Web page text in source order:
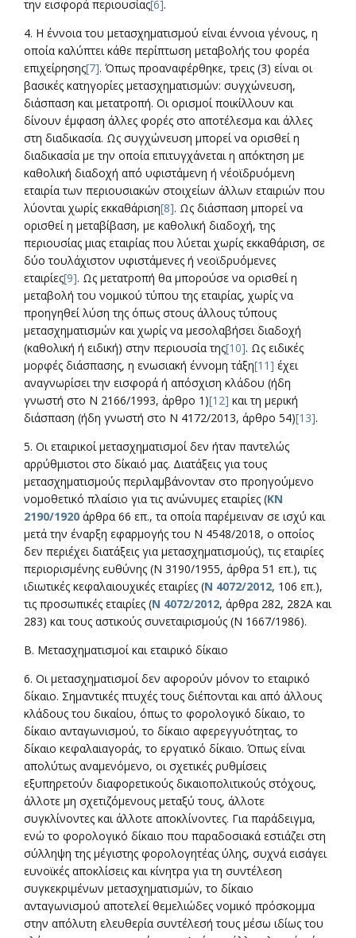
την εισφορά περιουσίας[6].
4. Η έννοια του μετασχηματισμού είναι έννοια γένους, η
οποία καλύπτει κάθε περίπτωση μεταβολής του φορέα
επιχείρησης[7]. Όπως προαναφέρθηκε, τρεις (3) είναι οι
βασικές κατηγορίες μετασχηματισμών: συγχώνευση,
διάσπαση και μετατροπή. Οι ορισμοί ποικίλλουν και
δίνουν έμφαση άλλες φορές στο αποτέλεσμα και άλλες
στη διαδικασία. Ως συγχώνευση μπορεί να ορισθεί η
διαδικασία με την οποία επιτυγχάνεται η απόκτηση με
καθολική διαδοχή από υφιστάμενη ή νέοϊδρυόμενη
εταιρία των περιουσιακών στοιχείων άλλων εταιριών που
λύονται χωρίς εκκαθάριση[8]. Ως διάσπαση μπορεί να
ορισθεί η μεταβίβαση, με καθολική διαδοχή, της
περιουσίας μιας εταιρίας που λύεται χωρίς εκκαθάριση, σε
δύο τουλάχιστον υφιστάμενες ή νεοϊδρυόμενες
εταιρίες[9]. Ως μετατροπή θα μπορούσε να ορισθεί η
μεταβολή του νομικού τύπου της εταιρίας, χωρίς να
προηγηθεί λύση της όπως στους άλλους τύπους
μετασχηματισμών και χωρίς να μεσολαβήσει διαδοχή
(καθολική ή ειδική) στην περιουσία της[10]. Ως ειδικές
μορφές διάσπασης, η ενωσιακή έννομη τάξη[11] έχει
αναγνωρίσει την εισφορά ή απόσχιση κλάδου (ήδη
γνωστή στο N 2166/1993, άρθρο 1)[12] και τη μερική
διάσπαση (ήδη γνωστή στο Ν 4172/2013, άρθρο 54)[13].
5. Οι εταιρικοί μετασχηματισμοί δεν ήταν παντελώς
αρρύθμιστοι στο δίκαιό μας. Διατάξεις για τους
μετασχηματισμούς περιλαμβάνονταν στο προηγούμενο
νομοθετικό πλαίσιο για τις ανώνυμες εταιρίες (ΚΝ
2190/1920 άρθρα 66 επ., τα οποία παρέμειναν σε ισχύ και
μετά την έναρξη εφαρμογής του Ν 4548/2018, ο οποίος
δεν περιέχει διατάξεις για μετασχηματισμούς), τις εταιρίες
περιορισμένης ευθύνης (Ν 3190/1955, άρθρα 51 επ.), τις
ιδιωτικές κεφαλαιουχικές εταιρίες (Ν 4072/2012, 106 επ.),
τις προσωπικές εταιρίες (Ν 4072/2012, άρθρα 282, 282Α και
283) και τους αστικούς συνεταιρισμούς (Ν 1667/1986).
Β. Μετασχηματισμοί και εταιρικό δίκαιο
6. Οι μετασχηματισμοί δεν αφορούν μόνον το εταιρικό
δίκαιο. Σημαντικές πτυχές τους διέπονται και από άλλους
κλάδους του δικαίου, όπως το φορολογικό δίκαιο, το
δίκαιο ανταγωνισμού, το δίκαιο αφερεγγυότητας, το
δίκαιο κεφαλαιαγοράς, το εργατικό δίκαιο. Όπως είναι
απολύτως αναμενόμενο, οι σχετικές ρυθμίσεις
εξυπηρετούν διαφορετικούς δικαιοπολιτικούς στόχους,
άλλοτε μη σχετιζόμενους μεταξύ τους, άλλοτε
συγκλίνοντες και άλλοτε αποκλίνοντες. Για παράδειγμα,
ενώ το φορολογικό δίκαιο που παραδοσιακά εστιάζει στη
σύλληψη της μέγιστης φορολογητέας ύλης, συχνά εισάγει
ευνοϊκές αποκλίσεις και κίνητρα για τη συντέλεση
συγκεκριμένων μετασχηματισμών, το δίκαιο
ανταγωνισμού αποτελεί θεμελιώδες νομικό πρόσκομμα
στην απόλυτη ελευθερία συντέλεσή τους μέσω ιδίως του